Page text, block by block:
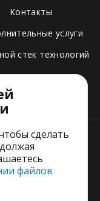
Контакты
услуги
стек технологий
сделать
файлов